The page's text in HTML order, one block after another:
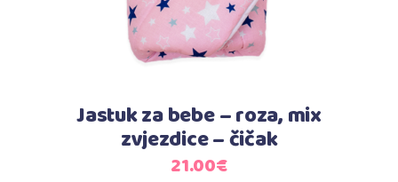
Jastuk za bebe – roza, mix
zvjezdice – čičak
21.00€